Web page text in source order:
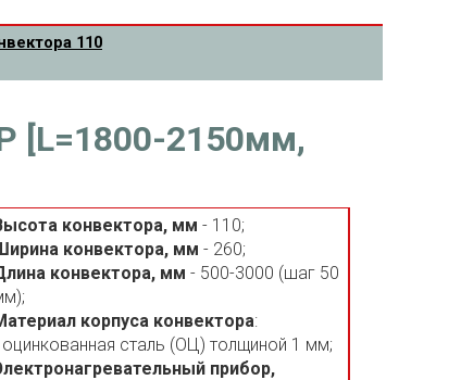
110
[L=1800-2150мм,
конвектора, мм - 110;
конвектора, мм - 260;
конвектора, мм - 500-3000 (шаг 50
корпуса конвектора:
оцинкованная сталь (ОЦ) толщиной 1 мм;
прибор,